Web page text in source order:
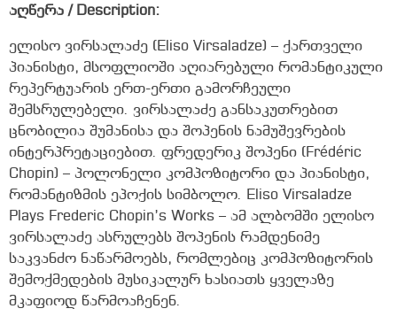
აღწერა / Description:
ელისო ვირსალაძე (Eliso Virsaladze) – ქართველი
პიანისტი, მსოფლიოში აღიარებული რომანტიკული
რეპერტუარის ერთ-ერთი გამორჩეული
შემსრულებელი. ვირსალაძე განსაკუთრებით
ცნობილია შუმანისა და შოპენის ნამუშევრების
ინტერპრეტაციებით. ფრედერიკ შოპენი (Frédéric
Chopin) – პოლონელი კომპოზიტორი და პიანისტი,
რომანტიზმის ეპოქის სიმბოლო. Eliso Virsaladze
Plays Frederic Chopin’s Works – ამ ალბომში ელისო
ვირსალაძე ასრულებს შოპენის რამდენიმე
საკვანძო ნაწარმოებს, რომლებიც კომპოზიტორის
შემოქმედების მუსიკალურ ხასიათს ყველაზე
მკაფიოდ წარმოაჩენენ.